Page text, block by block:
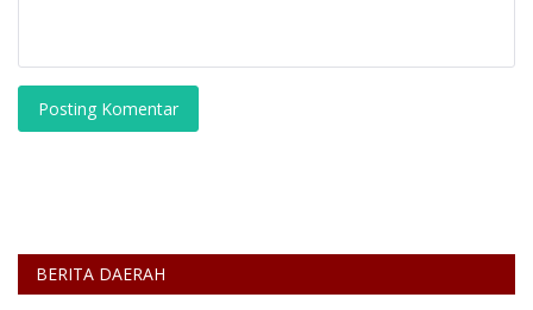
Posting Komentar
BERITA DAERAH